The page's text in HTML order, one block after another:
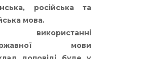
російська та
мова.
використанні
мови